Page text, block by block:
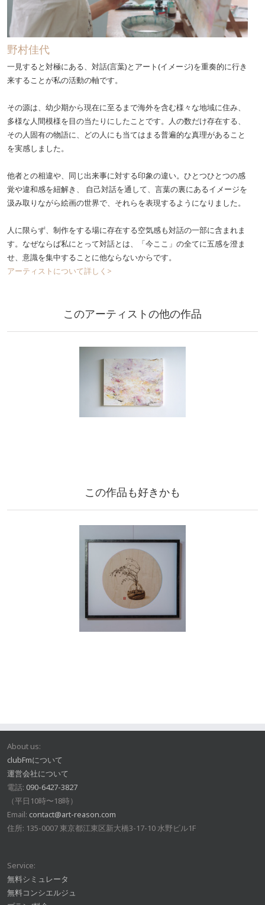
野村佳代
一見すると対極にある、対話(言葉)とアート(イメージ)を重奏的に行き
来することが私の活動の軸です。
その源は、幼少期から現在に至るまで海外を含む様々な地域に住み、
多様な人間模様を目の当たりにしたことです。人の数だけ存在する、
その人固有の物語に、どの人にも当てはまる普遍的な真理があること
を実感しました。
他者との相違や、同じ出来事に対する印象の違い。ひとつひとつの感
覚や違和感を紐解き、 自己対話を通して、言葉の裏にあるイメージを
汲み取りながら絵画の世界で、それらを表現するようになりました。
人に限らず、制作をする場に存在する空気感も対話の一部に含まれま
す。なぜならば私にとって対話とは、「今ここ」の全てに五感を澄ま
せ、意識を集中することに他ならないからです。
アーティストについて詳しく>
このアーティストの他の作品
この作品も好きかも
About us:
clubFmについて
運営会社について
電話: 090-6427-3827
（平日10時〜18時）
Email: contact@art-reason.com
住所: 135-0007 東京都江東区新大橋3-17-10 水野ビル1F
Service:
無料シミュレータ
無料コンシエルジュ